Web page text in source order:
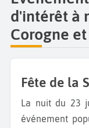
d'intérêt à
Corogne
Fête de la
La nuit du 23 juin, La Corogne vit son plus grand
événement